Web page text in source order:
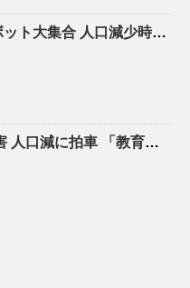
ト大集合 人口 減少時代の建設現場を救え！ – YouTube
人口 減に拍車 「教育のまち」で移住促進｜特集 – 苫小牧民報